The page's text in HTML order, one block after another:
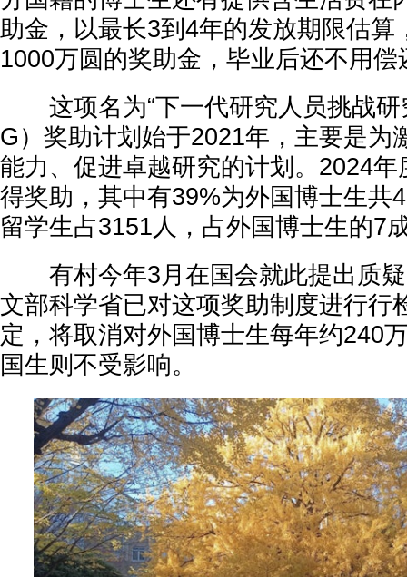
助金，以最长3到4年的发放期限估算
1000万圆的奖助金，毕业后还不用偿
这项名为“下一代研究人员挑战研
G）奖助计划始于2021年，主要是为
能力、促进卓越研究的计划。2024
得奖助，其中有39%为外国博士生共
留学生占3151人，占外国博士生的7
有村今年3月在国会就此提出质疑
文部科学省已对这项奖助制度进行行
定，将取消对外国博士生每年约240
国生则不受影响。